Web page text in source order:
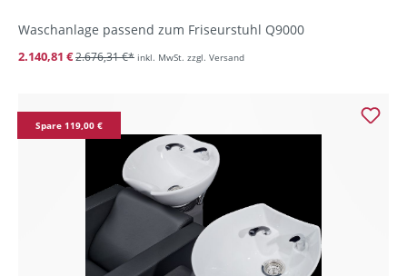
Waschanlage passend zum Friseurstuhl Q9000
2.140,81 €2.676,31 €* inkl. MwSt. zzgl. Versand
Spare 119,00 €